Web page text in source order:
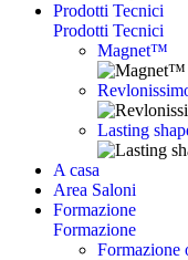
Prodotti Tecnici
Prodotti Tecnici
Magnet™
Lasting
A casa
Area Saloni
Formazione
Formazione
Formazione